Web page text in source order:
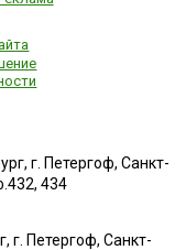
г. Петергоф, Санкт-
434
г. Петергоф, Санкт-